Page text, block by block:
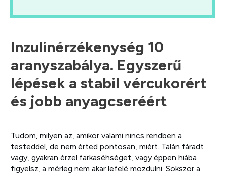
Inzulinérzékenység 10
aranyszabálya. Egyszerű
lépések a stabil vércukorért
és jobb anyagcseréért
Tudom, milyen az, amikor valami nincs rendben a
testeddel, de nem érted pontosan, miért. Talán fáradt
vagy, gyakran érzel farkaséhséget, vagy éppen hiába
figyelsz, a mérleg nem akar lefelé mozdulni. Sokszor a